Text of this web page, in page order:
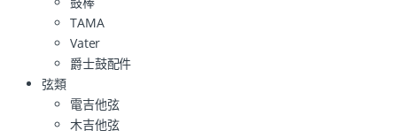
TAMA
Vater
爵士鼓配件
弦類
電吉他弦
木吉他弦